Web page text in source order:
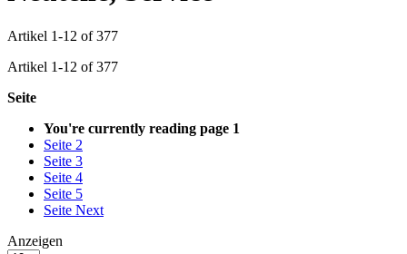
Artikel 1-12 of377
Artikel 1-12 of377
Seite
You're currently reading page 1
Seite 2
Seite 3
Seite 4
Seite 5
Seite Next
Anzeigen